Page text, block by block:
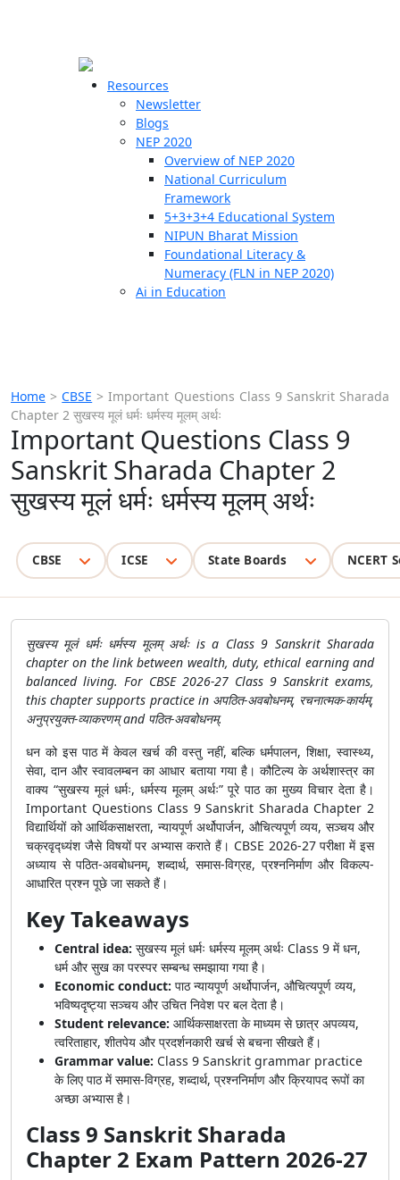
Resources
Newsletter
Blogs
NEP 2020
Overview of NEP 2020
National Curriculum
Framework
5+3+3+4 Educational System
NIPUN Bharat Mission
Foundational Literacy &
Numeracy (FLN in NEP 2020)
Ai in Education
Home >CBSE >Important Questions Class 9 Sanskrit Sharada
Chapter 2 सुखस्य मूलं धर्मः धर्मस्य मूलम् अर्थः
Important Questions Class 9
Sanskrit Sharada Chapter 2
सुखस्य मूलं धर्मः धर्मस्य मूलम् अर्थः
CBSE ICSE State Boards NCERT
सुखस्य मूलं धर्मः धर्मस्य मूलम् अर्थः is a Class 9 Sanskrit Sharada
chapter on the link between wealth, duty, ethical earning and
balanced living. For CBSE 2026-27 Class 9 Sanskrit exams,
this chapter supports practice in अपठित-अवबोधनम्, रचनात्मक-कार्यम्,
अनुप्रयुक्त-व्याकरणम् and पठित-अवबोधनम्.
धन को इस पाठ में केवल खर्च की वस्तु नहीं, बल्कि धर्मपालन, शिक्षा, स्वास्थ्य,
सेवा, दान और स्वावलम्बन का आधार बताया गया है। कौटिल्य के अर्थशास्त्र का
वाक्य “सुखस्य मूलं धर्मः, धर्मस्य मूलम् अर्थः” पूरे पाठ का मुख्य विचार देता है।
Important Questions Class 9 Sanskrit Sharada Chapter 2
विद्यार्थियों को आर्थिकसाक्षरता, न्यायपूर्ण अर्थोपार्जन, औचित्यपूर्ण व्यय, सञ्चय और
चक्रवृद्ध्यंश जैसे विषयों पर अभ्यास कराते हैं। CBSE 2026-27 परीक्षा में इस
अध्याय से पठित-अवबोधनम्, शब्दार्थ, समास-विग्रह, प्रश्ननिर्माण और विकल्प-
आधारित प्रश्न पूछे जा सकते हैं।
Key Takeaways
Central idea: सुखस्य मूलं धर्मः धर्मस्य मूलम् अर्थः Class 9 में धन,
धर्म और सुख का परस्पर सम्बन्ध समझाया गया है।
Economic conduct: पाठ न्यायपूर्ण अर्थोपार्जन, औचित्यपूर्ण व्यय,
भविष्यदृष्ट्या सञ्चय और उचित निवेश पर बल देता है।
Student relevance: आर्थिकसाक्षरता के माध्यम से छात्र अपव्यय,
त्वरिताहार, शीतपेय और प्रदर्शनकारी खर्च से बचना सीखते हैं।
Grammar value: Class 9 Sanskrit grammar practice
के लिए पाठ में समास-विग्रह, शब्दार्थ, प्रश्ननिर्माण और क्रियापद रूपों का
अच्छा अभ्यास है।
Class 9 Sanskrit Sharada
Chapter 2 Exam Pattern 2026-27